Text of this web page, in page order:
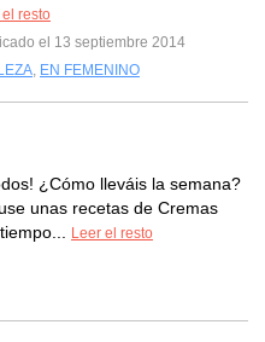
el resto
el 13 septiembre 2014
, EN FEMENINO
¿Cómo lleváis la semana?
unas recetas de Cremas
Leer el resto